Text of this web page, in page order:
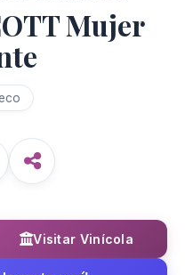
Mujer
Visitar Vinícola